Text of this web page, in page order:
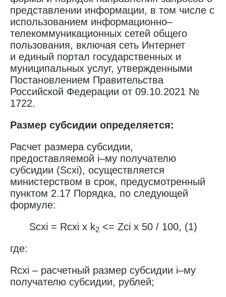
представлении информации, в том числе с
использованием информационно–
телекоммуникационных сетей общего
пользования, включая сеть Интернет
и единый портал государственных и
муниципальных услуг, утвержденными
Постановлением Правительства
Российской Федерации от 09.10.2021 №
1722.
Размер субсидии определяется:
Расчет размера субсидии,
предоставляемой i–му получателю
субсидии (Sсхi), осуществляется
министерством в срок, предусмотренный
пунктом 2.17 Порядка, по следующей
формуле:
Sсхi = Rсхi x k2<= Zсi x 50 / 100, (1)
где:
Rcхi – расчетный размер субсидии i–му
получателю субсидии, рублей;